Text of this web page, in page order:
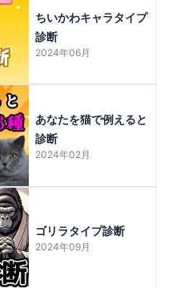
ちいかわキャラタイプ
診断
2024年06月
あなたを猫で例えると
診断
2024年02月
ゴリラタイプ診断
2024年09月